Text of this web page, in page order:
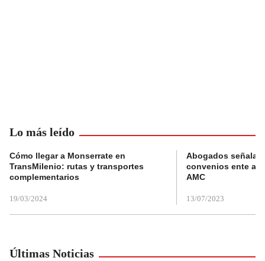
Lo más leído
Cómo llegar a Monserrate en
TransMilenio: rutas y transportes
complementarios
19/03/2024
Abogados
convenios ente
AMC
13/07/2023
Últimas Noticias